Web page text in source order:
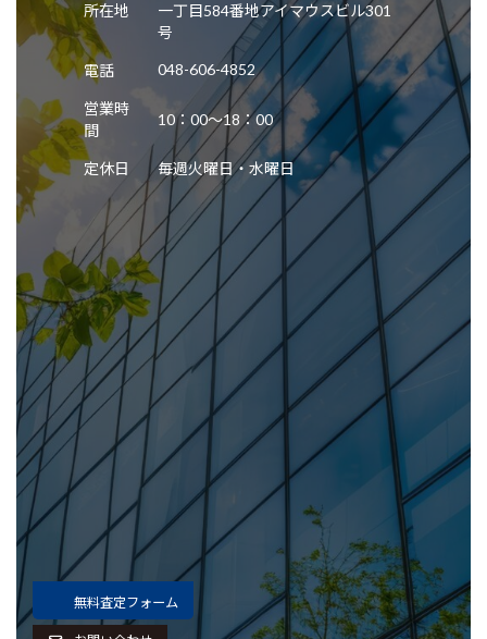
所在地
一丁目584番地アイマウスビル301
号
電話 048-606-4852
営業時
間
10：00～18：00
定休日 毎週火曜日・水曜日
無料査定フォーム